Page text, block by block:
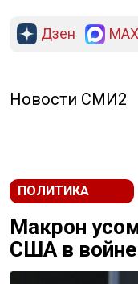
Дзен MAX
Новости СМИ2
ПОЛИТИКА
Макрон
США в